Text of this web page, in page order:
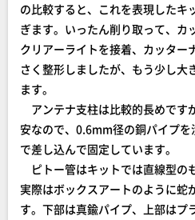
の比較すると、これを表現したキ
ぎます。いったん削り取って、カ
クリアーライトを接着、カッター
さく整形しましたが、もう少し大
ます。
アンテナ支柱は比較的長めです
安なので、0.6mm径の銅パイプ
で差し込んで固定しています。
ピトー管はキットでは直線型の
実際はボックスアートのように蛇
す。下部は真鍮パイプ、上部はプ